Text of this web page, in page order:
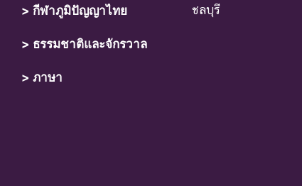
เนื่องจากปัจจัยต่างๆ ยังไม่มีผลกระทบมาก
วไป
สี่ยงต่อการสูญพันธุ์โดยตรงหรือโดยอ้อม ชนิดพันธุ์กลุ่มนี้มีความจำเ
> กีฬาภูมิปัญญาไทย
> ธรรมชาติและจักรวาล
> ภาษา
ชลบุรี